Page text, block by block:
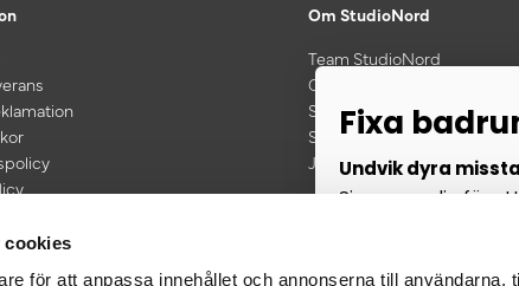
cookies
för att anpassa innehållet och annonserna till användarna,
Om StudioNord
Team StudioNord
Om oss
Showroom
Samarbeten
Jobba hos oss
Fixa
Undvik dyra
Signa upp dig för